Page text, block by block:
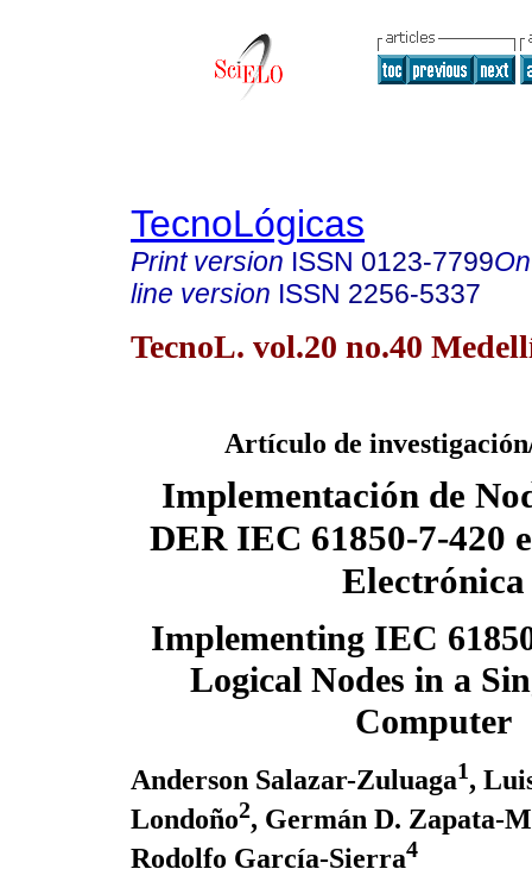
TecnoLógicas
Print version ISSN 0123-7799
line version ISSN 2256-5337
TecnoL. vol.20 no.40
Artículo de
Implementación de
DER IEC 61850-7-420
Electrónica
Implementing IEC
Logical Nodes in a
Computer
Anderson Salazar-Zuluaga1,
Londoño2, Germán D. Zapata-
Rodolfo García-Sierra4